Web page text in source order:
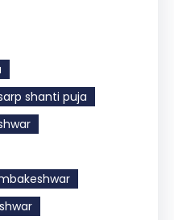
shanti puja